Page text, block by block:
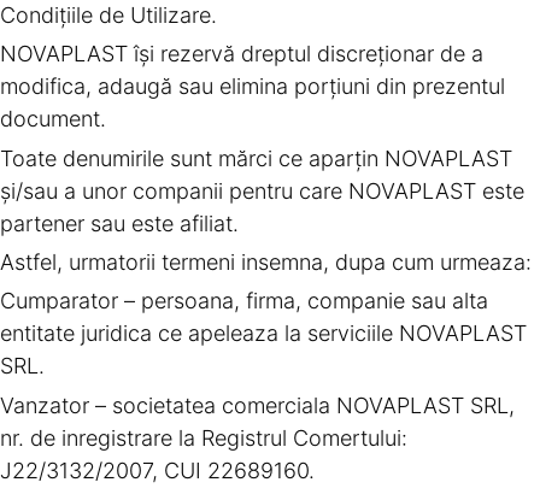
Condiţiile de Utilizare.
NOVAPLAST îşi rezervă dreptul discreţionar de a
modifica, adaugă sau elimina porţiuni din prezentul
document.
Toate denumirile sunt mărci ce aparţin NOVAPLAST
şi/sau a unor companii pentru care NOVAPLAST este
partener sau este afiliat.
Astfel, urmatorii termeni insemna, dupa cum urmeaza:
Cumparator – persoana, firma, companie sau alta
entitate juridica ce apeleaza la serviciile NOVAPLAST
SRL.
Vanzator – societatea comerciala NOVAPLAST SRL,
nr. de inregistrare la Registrul Comertului:
J22/3132/2007, CUI 22689160.